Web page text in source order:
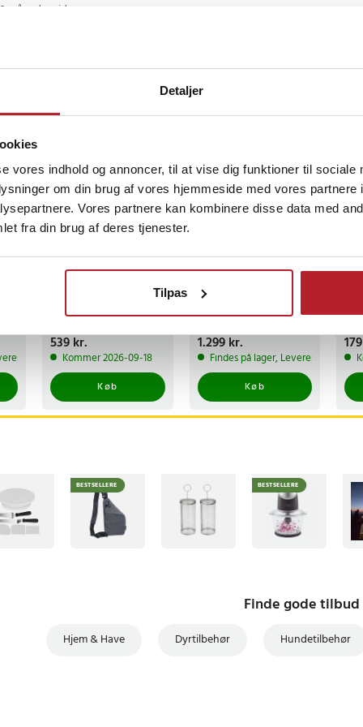
Detaljer
vores indhold og annoncer, til at vise dig funktioner til sociale
om din brug af vores hjemmeside med vores partnere
Vores partnere kan kombinere disse data med
fra din brug af deres tjenester.
Tilpas
med skruer, hvilket kan være
forlængerstykker passer
smallere døråbninger og
robuste metalkonstruktion gør
eller skruemontering
lukning, dobbelt
i begge retninger
2 måneder siden
i løbet af 1-2 hverdage
300/3000-seriens
gasgrill
Pris:539 kr.
539 kr.
Kommer 2026-09-18
Køb
Voucher til
hotelovernatning
Pris:1.299 kr.
1.299 kr.
Findes på lager, Leveres i løbet af
Køb
Pris
BESTSELLERE BESTSELLERE
Finde gode tilbud
Hjem & Have Dyrtilbehør Hundetilbehør